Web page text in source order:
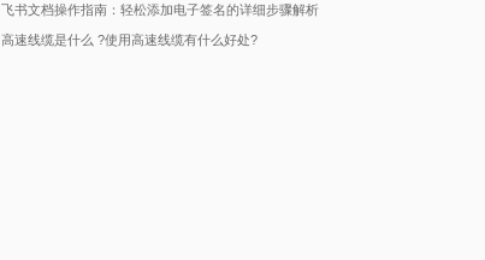
飞书文档操作指南：轻松添加电子签名的详细步骤解析
高速线缆是什么 ?使用高速线缆有什么好处?